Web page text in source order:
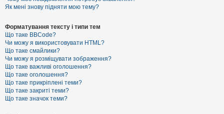
и
П
о
ш
у
к
Д
о
п
Як мені знову підняти мою тему?
Форматування тексту і типи тем
Що таке BBCode?
Чи можу я використовувати HTML?
Що таке смайлики?
Чи можу я розміщувати зображення?
Що таке важливі оголошення?
Що таке оголошення?
Що таке прикріплені теми?
Що таке закриті теми?
Що таке значок теми?